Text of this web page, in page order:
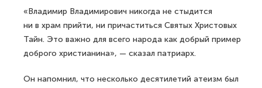
«Владимир Владимирович никогда не стыдится
ни в храм прийти, ни причаститься Святых Христовых
Тайн. Это важно для всего народа как добрый пример
доброго христианина», — сказал патриарх.
Он напомнил, что несколько десятилетий атеизм был